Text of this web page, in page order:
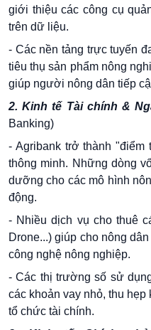
giới thiệu các công cụ
trên dữ liệu.
- Các nền tảng trực tuyến
tiêu thụ sản phẩm nông
giúp người nông dân tiếp
2. Kinh tế Tài chính &
Banking)
- Agribank trở thành
thông minh. Những dòng
dưỡng cho các mô hình
động.
- Nhiều dịch vụ cho thuê
Drone...) giúp cho nông
công nghệ nông nghiệp.
- Các thị trường số sử
các khoản vay nhỏ, thu
tổ chức tài chính.